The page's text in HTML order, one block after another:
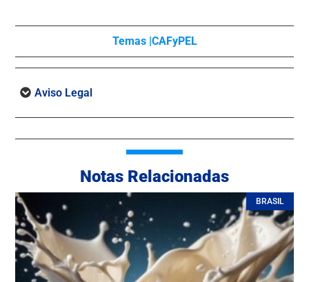
Temas |CAFyPEL
Aviso Legal
Notas Relacionadas
BRASIL